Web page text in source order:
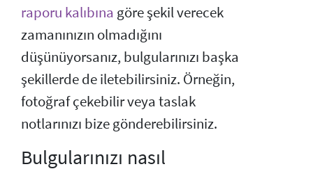
raporu kalıbına göre şekil verecek
zamanınızın olmadığını
düşünüyorsanız, bulgularınızı başka
şekillerde de iletebilirsiniz. Örneğin,
fotoğraf çekebilir veya taslak
notlarınızı bize gönderebilirsiniz.
Bulgularınızı nasıl